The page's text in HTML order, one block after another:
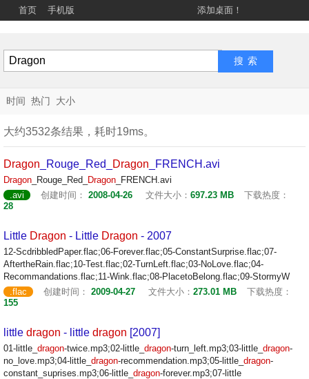
首页 手机版 添加桌面！
时间 热门 大小
大约3532条结果，耗时19ms。
Dragon _Rouge_Red_ Dragon _FRENCH.avi
Dragon _Rouge_Red_ Dragon _FRENCH.avi
.avi
创建时间： 2008-04-26 文件大小： 697.23 MB
下载热度：
28
Little Dragon - Little Dragon - 2007
12-ScdribbledPaper.flac;06-Forever.flac;05-ConstantSurprise.flac;07-
AftertheRain.flac;10-Test.flac;02-TurnLeft.flac;03-NoLove.flac;04-
Recommandations.flac;11-Wink.flac;08-PlacetoBelong.flac;09-StormyW
.flac
创建时间： 2009-04-27 文件大小： 273.01 MB
下载热度：
155
little dragon - little dragon [2007]
01-little_ dragon-twice.mp3;02-little_ dragon-turn_left.mp3;03-little_ dragon-
no_love.mp3;04-little_ dragon-recommendation.mp3;05-little_ dragon-
constant_suprises.mp3;06-little_ dragon-forever.mp3;07-little